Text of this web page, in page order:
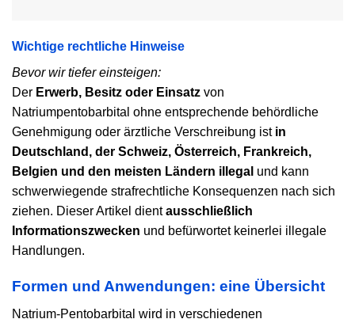
Wichtige rechtliche Hinweise
Bevor wir tiefer einsteigen:
Der Erwerb, Besitz oder Einsatz von
Natriumpentobarbital ohne entsprechende behördliche
Genehmigung oder ärztliche Verschreibung ist in
Deutschland, der Schweiz, Österreich, Frankreich,
Belgien und den meisten Ländern illegal und kann
schwerwiegende strafrechtliche Konsequenzen nach sich
ziehen. Dieser Artikel dientausschließlich
Informationszwecken und befürwortet keinerlei illegale
Handlungen.
Formen und Anwendungen: eine Übersicht
Natrium-Pentobarbital wird in verschiedenen